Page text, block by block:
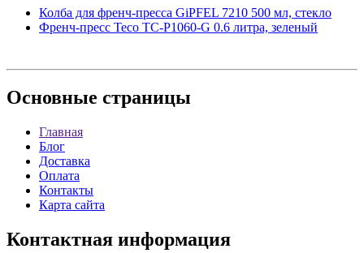
Колба для френч-пресса GiPFEL 7210 500 мл, стекло
Френч-пресс Teco TC-P1060-G 0.6 литра, зеленый
Основные страницы
Главная
Блог
Доставка
Оплата
Контакты
Карта сайта
Контактная информация